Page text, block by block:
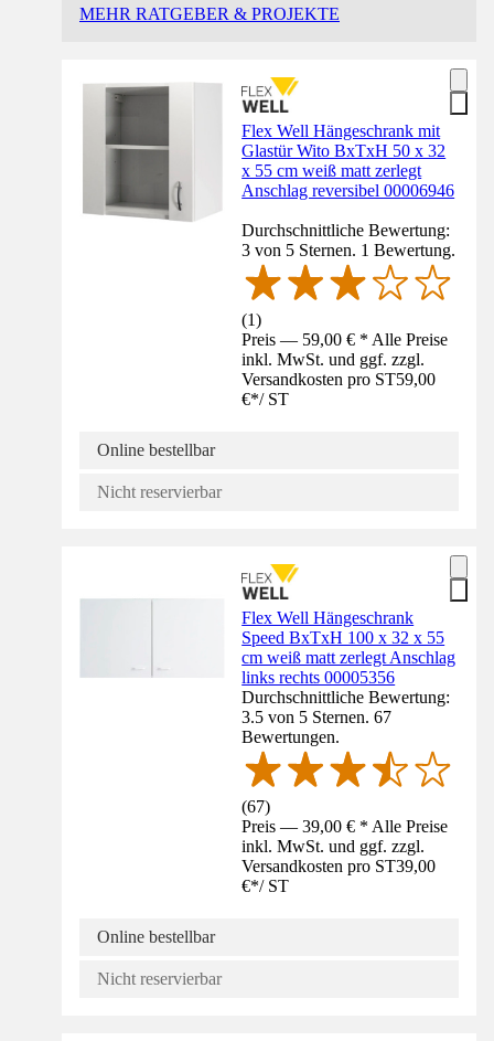
MEHR RATGEBER & PROJEKTE
Flex Well Hängeschrank mit
Glastür Wito BxTxH 50 x 32
x 55 cm weiß matt zerlegt
Anschlag reversibel 00006946
Durchschnittliche Bewertung:
3 von 5 Sternen. 1 Bewertung.
(1)
Preis — 59,00 € * Alle Preise
inkl. MwSt. und ggf. zzgl.
Versandkosten pro ST59,00
€*/ ST
Online bestellbar
Nicht reservierbar
Flex Well Hängeschrank
Speed BxTxH 100 x 32 x 55
cm weiß matt zerlegt Anschlag
links rechts 00005356
Durchschnittliche Bewertung:
3.5 von 5 Sternen. 67
Bewertungen.
(67)
Preis — 39,00 € * Alle Preise
inkl. MwSt. und ggf. zzgl.
Versandkosten pro ST39,00
€*/ ST
Online bestellbar
Nicht reservierbar